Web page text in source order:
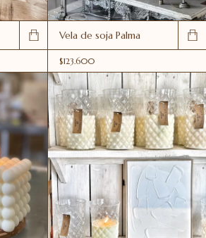
Vela de soja Palma
$123.600